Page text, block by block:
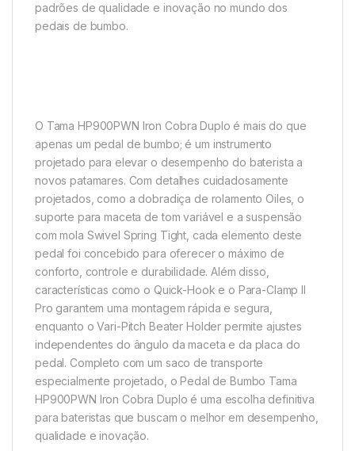
padrões de qualidade e inovação no mundo dos
pedais de bumbo.
O Tama HP900PWN Iron Cobra Duplo é mais do que
apenas um pedal de bumbo; é um instrumento
projetado para elevar o desempenho do baterista a
novos patamares. Com detalhes cuidadosamente
projetados, como a dobradiça de rolamento Oiles, o
suporte para maceta de tom variável e a suspensão
com mola Swivel Spring Tight, cada elemento deste
pedal foi concebido para oferecer o máximo de
conforto, controle e durabilidade. Além disso,
características como o Quick-Hook e o Para-Clamp II
Pro garantem uma montagem rápida e segura,
enquanto o Vari-Pitch Beater Holder permite ajustes
independentes do ângulo da maceta e da placa do
pedal. Completo com um saco de transporte
especialmente projetado, o Pedal de Bumbo Tama
HP900PWN Iron Cobra Duplo é uma escolha definitiva
para bateristas que buscam o melhor em desempenho,
qualidade e inovação.